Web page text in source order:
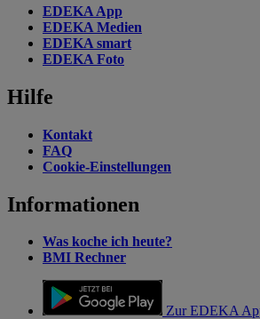
EDEKA App
EDEKA Medien
EDEKA smart
EDEKA Foto
Hilfe
Kontakt
FAQ
Cookie-Einstellungen
Informationen
Was koche ich heute?
BMI Rechner
Zur EDEKA